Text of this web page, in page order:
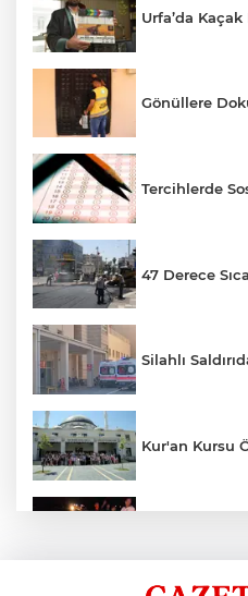
Urfa’da
Gönüllere
Tercihlerde
47 Derece
Silahlı
Kur'an Kursu